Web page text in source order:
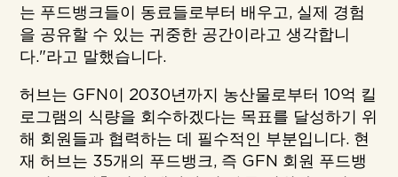
는 푸드뱅크들이 동료들로부터 배우고, 실제 경험
을 공유할 수 있는 귀중한 공간이라고 생각합니
다."라고 말했습니다.
허브는 GFN이 2030년까지 농산물로부터 10억 킬
로그램의 식량을 회수하겠다는 목표를 달성하기 위
해 회원들과 협력하는 데 필수적인 부분입니다. 현
재 허브는 35개의 푸드뱅크, 즉 GFN 회원 푸드뱅